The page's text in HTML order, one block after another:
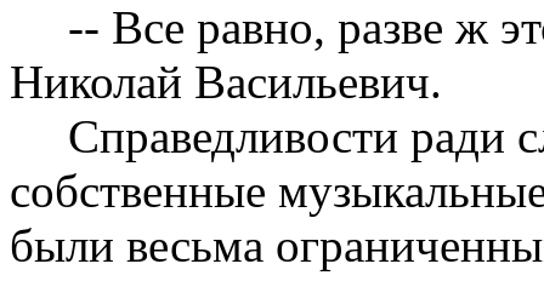
-- Все равно, разве ж
Николай Васильевич.
Справедливости ради
собственные
были весьма